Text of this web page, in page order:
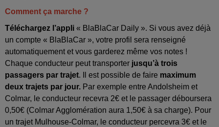
Comment ça marche ?
Téléchargez l’appli « BlaBlaCar Daily ». Si vous avez déjà
un compte « BlaBlaCar », votre profil sera renseigné
automatiquement et vous garderez même vos notes !
Chaque conducteur peut transporter jusqu’à trois
passagers par trajet. Il est possible de faire maximum
deux trajets par jour. Par exemple entre Andolsheim et
Colmar, le conducteur recevra 2€ et le passager déboursera
0,50€ (Colmar Agglomération aura 1,50€ à sa charge). Pour
un trajet Mulhouse-Colmar, le conducteur percevra 3€ et le